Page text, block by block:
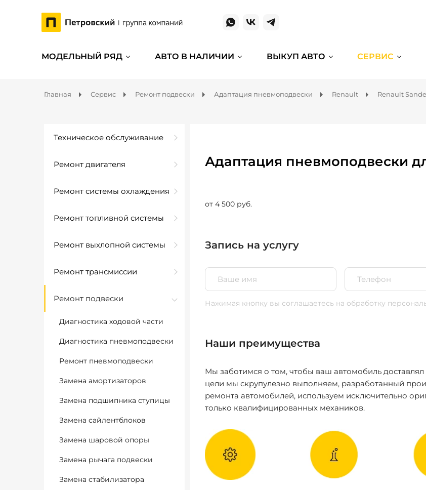
МОДЕЛЬНЫЙ РЯД АВТО В НАЛИЧИИ ВЫКУП АВТО СЕРВИС
Главная Сервис Ремонт подвески Адаптация пневмоподвески Renault Renault
Техническое обслуживание
Ремонт двигателя
Ремонт системы охлаждения
Ремонт топливной системы
Ремонт выхлопной системы
Ремонт трансмиссии
Ремонт подвески
Диагностика ходовой части
Диагностика пневмоподвески
Ремонт пневмоподвески
Замена амортизаторов
Замена подшипника ступицы
Замена сайлентблоков
Замена шаровой опоры
Замена рычага подвески
Замена стабилизатора
Адаптация пневмоподвески
от 4 500 руб.
Запись на услугу
Нажимая кнопку вы соглашаетесь на обработку
Наши преимущества
Мы заботимся о том, чтобы ваш автомобиль
цели мы скрупулезно выполняем, разработанный
ремонта автомобилей, используем исключительно
только квалифицированных механиков.